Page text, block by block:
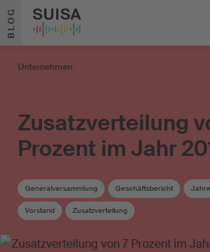
Zum Inhalt springen
BLOG
Unternehmen
Zusatzverteilung
Prozent im Jahr
Generalversammlung Geschäftsbericht
Vorstand Zusatzverteilung